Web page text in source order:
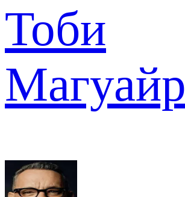
Тоби
Магуайр